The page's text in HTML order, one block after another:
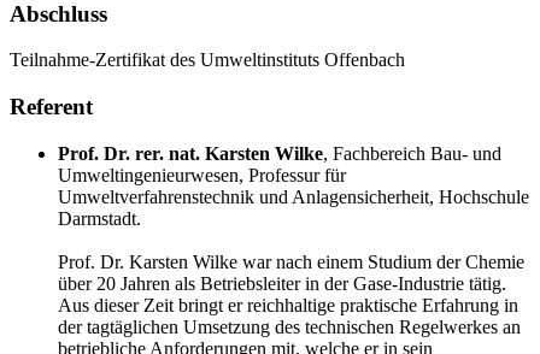
Abschluss
Teilnahme-Zertifikat des Umweltinstituts Offenbach
Referent
Prof. Dr. rer. nat. Karsten Wilke, Fachbereich Bau- und
Umweltingenieurwesen, Professur für
Umweltverfahrenstechnik und Anlagensicherheit, Hochschule
Darmstadt.
Prof. Dr. Karsten Wilke war nach einem Studium der Chemie
über 20 Jahren als Betriebsleiter in der Gase-Industrie tätig.
Aus dieser Zeit bringt er reichhaltige praktische Erfahrung in
der tagtäglichen Umsetzung des technischen Regelwerkes an
betriebliche Anforderungen mit, welche er in sein